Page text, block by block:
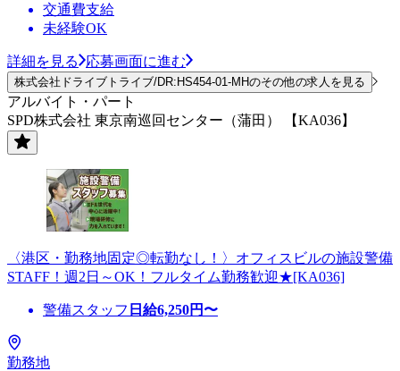
交通費支給
未経験OK
詳細を見る 応募画面に進む
株式会社ドライブトライブ/DR:HS454-01-MHのその他の求人を見る
アルバイト・パート
SPD株式会社 東京南巡回センター（蒲田） 【KA036】
〈港区・勤務地固定◎転勤なし！〉オフィスビルの施設警備
STAFF！週2日～OK！フルタイム勤務歓迎★[KA036]
警備スタッフ 日給6,250円〜
勤務地